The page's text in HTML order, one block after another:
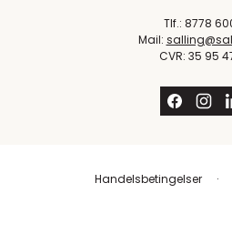
Tlf.: 8778
Mail:
CVR: 35 95
Handelsbetingelser